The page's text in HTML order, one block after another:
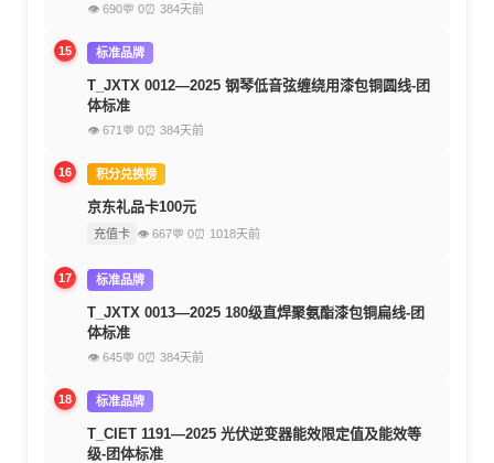
👁 690💬 0⏰ 384天前
15 标准品牌
T_JXTX 0012—2025 钢琴低音弦缠绕用漆包铜圆线-团
体标准
👁 671 💬 0⏰ 384天前
16 积分兑换榜
京东礼品卡100元
充值卡 👁 667💬 0⏰ 1018天前
17 标准品牌
T_JXTX 0013—2025 180级直焊聚氨酯漆包铜扁线-团
体标准
👁 645💬 0⏰ 384天前
18 标准品牌
T_CIET 1191—2025 光伏逆变器能效限定值及能效等
级-团体标准